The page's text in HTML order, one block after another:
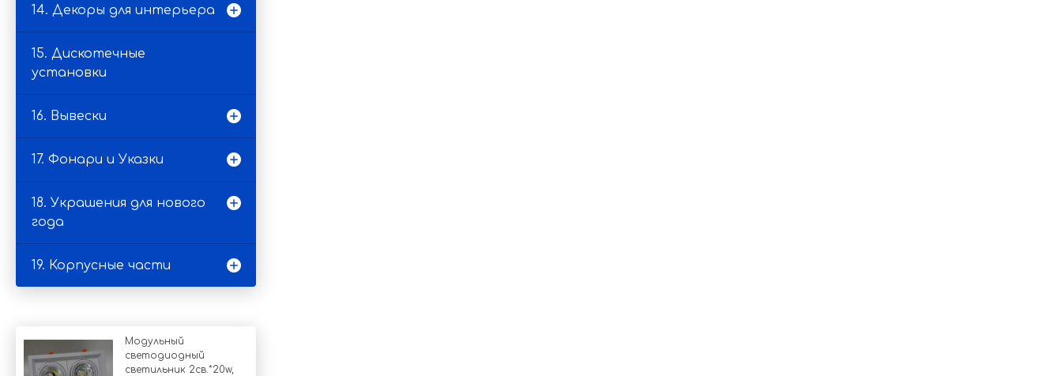
14. Декоры для интерьера
15. Дискотечные
установки
16. Вывески
17. Фонари и Указки
18. Украшения для нового
года
19. Корпусные части
Модульный
светодиодный
светильник 2св.*20w,